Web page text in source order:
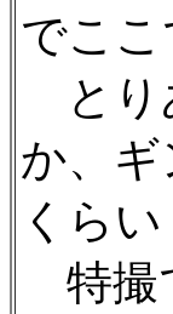
でここ
とり
か、
くらい
特撮